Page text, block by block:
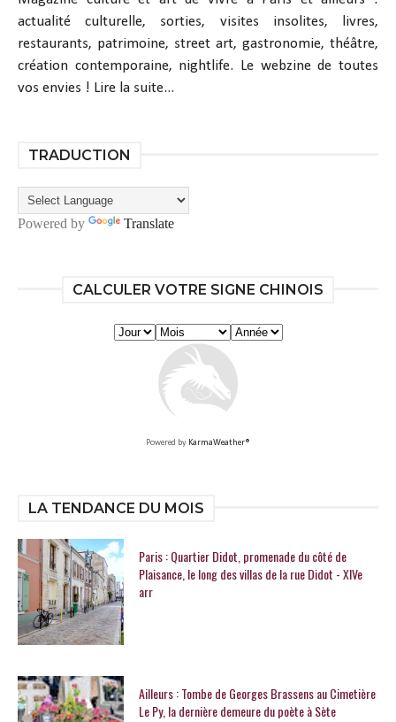
actualité culturelle, sorties, visites insolites, livres,
restaurants, patrimoine, street art, gastronomie, théâtre,
création contemporaine, nightlife. Le webzine de toutes
vos envies ! Lire la suite...
TRADUCTION
Powered by Translate
CALCULER VOTRE SIGNE CHINOIS
Powered by KarmaWeather®
LA TENDANCE DU MOIS
Paris : Quartier Didot, promenade du côté de
Plaisance, le long des villas de la rue Didot - XIVe
arr
Ailleurs : Tombe de Georges Brassens au Cimetière
Le Py, la dernière demeure du poète à Sète